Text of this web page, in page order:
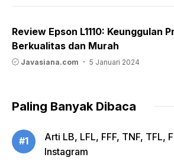
Review Epson L1110: Keunggulan
Berkualitas dan Murah
Javasiana.com 5 Januari 2024
Paling Banyak Dibaca
#1
Arti LB, LFL, FFF, TNF, TFL,
Instagram